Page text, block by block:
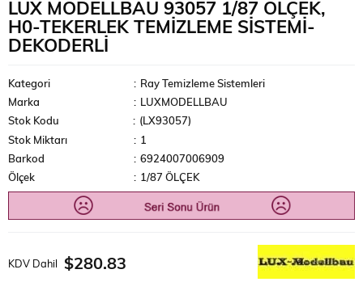
LUX MODELLBAU 93057 1/87 ÖLÇEK,
H0-TEKERLEK TEMIZLEME SISTEMI-
DEKODERLI
Kategori : Ray Temizleme Sistemleri
Marka
: LUXMODELLBAU
Stok Kodu
(LX93057)
Stok Miktarı
: 1
Barkod
: 6924007006909
Ölçek
: 1/87 ÖLÇEK
KDV Dahil $280.83